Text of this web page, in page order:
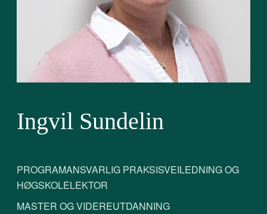
Ingvil Sundelin
PROGRAMANSVARLIG PRAKSISVEILEDNING OG
HØGSKOLELEKTOR
MASTER OG VIDEREUTDANNING